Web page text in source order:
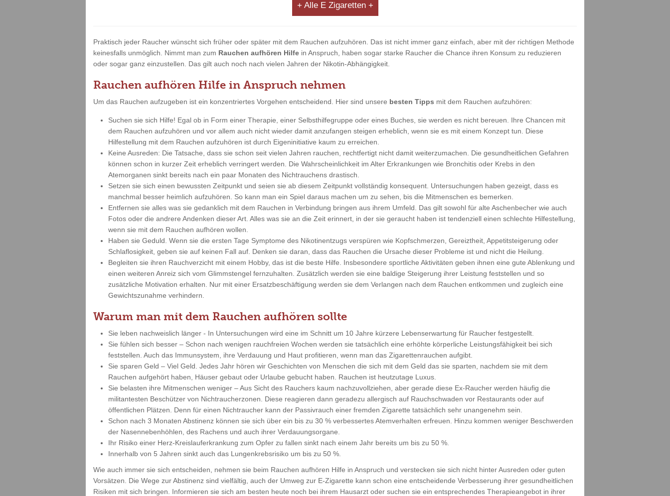
+ Alle E Zigaretten +
Praktisch jeder Raucher wünscht sich früher oder später mit dem Rauchen aufzuhören. Das ist nicht immer ganz einfach, aber mit der richtigen Methode
keinesfalls unmöglich. Nimmt man zum Rauchen aufhören Hilfe in Anspruch, haben sogar starke Raucher die Chance ihren Konsum zu reduzieren
oder sogar ganz einzustellen. Das gilt auch noch nach vielen Jahren der Nikotin-Abhängigkeit.
Rauchen aufhören Hilfe in Anspruch nehmen
Um das Rauchen aufzugeben ist ein konzentriertes Vorgehen entscheidend. Hier sind unsere besten Tipps mit dem Rauchen aufzuhören:
Suchen sie sich Hilfe! Egal ob in Form einer Therapie, einer Selbsthilfegruppe oder eines Buches, sie werden es nicht bereuen. Ihre Chancen mit
dem Rauchen aufzuhören und vor allem auch nicht wieder damit anzufangen steigen erheblich, wenn sie es mit einem Konzept tun. Diese
Hilfestellung mit dem Rauchen aufzuhören ist durch Eigeninitiative kaum zu erreichen.
Keine Ausreden: Die Tatsache, dass sie schon seit vielen Jahren rauchen, rechtfertigt nicht damit weiterzumachen. Die gesundheitlichen Gefahren
können schon in kurzer Zeit erheblich verringert werden. Die Wahrscheinlichkeit im Alter Erkrankungen wie Bronchitis oder Krebs in den
Atemorganen sinkt bereits nach ein paar Monaten des Nichtrauchens drastisch.
Setzen sie sich einen bewussten Zeitpunkt und seien sie ab diesem Zeitpunkt vollständig konsequent. Untersuchungen haben gezeigt, dass es
manchmal besser heimlich aufzuhören. So kann man ein Spiel daraus machen um zu sehen, bis die Mitmenschen es bemerken.
Entfernen sie alles was sie gedanklich mit dem Rauchen in Verbindung bringen aus ihrem Umfeld. Das gilt sowohl für alte Aschenbecher wie auch
Fotos oder die andrere Andenken dieser Art. Alles was sie an die Zeit erinnert, in der sie geraucht haben ist tendenziell einen schlechte Hilfestellung,
wenn sie mit dem Rauchen aufhören wollen.
Haben sie Geduld. Wenn sie die ersten Tage Symptome des Nikotinentzugs verspüren wie Kopfschmerzen, Gereiztheit, Appetitsteigerung oder
Schlaflosigkeit, geben sie auf keinen Fall auf. Denken sie daran, dass das Rauchen die Ursache dieser Probleme ist und nicht die Heilung.
Begleiten sie ihren Rauchverzicht mit einem Hobby, das ist die beste Hilfe. Insbesondere sportliche Aktivitäten geben ihnen eine gute Ablenkung und
einen weiteren Anreiz sich vom Glimmstengel fernzuhalten. Zusätzlich werden sie eine baldige Steigerung ihrer Leistung feststellen und so
zusätzliche Motivation erhalten. Nur mit einer Ersatzbeschäftigung werden sie dem Verlangen nach dem Rauchen entkommen und zugleich eine
Gewichtszunahme verhindern.
Warum man mit dem Rauchen aufhören sollte
Sie leben nachweislich länger - In Untersuchungen wird eine im Schnitt um 10 Jahre kürzere Lebenserwartung für Raucher festgestellt.
Sie fühlen sich besser – Schon nach wenigen rauchfreien Wochen werden sie tatsächlich eine erhöhte körperliche Leistungsfähigkeit bei sich
feststellen. Auch das Immunsystem, ihre Verdauung und Haut profitieren, wenn man das Zigarettenrauchen aufgibt.
Sie sparen Geld – Viel Geld. Jedes Jahr hören wir Geschichten von Menschen die sich mit dem Geld das sie sparten, nachdem sie mit dem
Rauchen aufgehört haben, Häuser gebaut oder Urlaube gebucht haben. Rauchen ist heutzutage Luxus.
Sie belasten ihre Mitmenschen weniger – Aus Sicht des Rauchers kaum nachzuvollziehen, aber gerade diese Ex-Raucher werden häufig die
militantesten Beschützer von Nichtraucherzonen. Diese reagieren dann geradezu allergisch auf Rauchschwaden vor Restaurants oder auf
öffentlichen Plätzen. Denn für einen Nichtraucher kann der Passivrauch einer fremden Zigarette tatsächlich sehr unangenehm sein.
Schon nach 3 Monaten Abstinenz können sie sich über ein bis zu 30 % verbessertes Atemverhalten erfreuen. Hinzu kommen weniger Beschwerden
der Nasennebenhöhlen, des Rachens und auch ihrer Verdauungsorgane.
Ihr Risiko einer Herz-Kreislauferkrankung zum Opfer zu fallen sinkt nach einem Jahr bereits um bis zu 50 %.
Innerhalb von 5 Jahren sinkt auch das Lungenkrebsrisiko um bis zu 50 %.
Wie auch immer sie sich entscheiden, nehmen sie beim Rauchen aufhören Hilfe in Anspruch und verstecken sie sich nicht hinter Ausreden oder guten
Vorsätzen. Die Wege zur Abstinenz sind vielfältig, auch der Umweg zur E-Zigarette kann schon eine entscheidende Verbesserung ihrer gesundheitlichen
Risiken mit sich bringen. Informieren sie sich am besten heute noch bei ihrem Hausarzt oder suchen sie ein entsprechendes Therapieangebot in ihrer